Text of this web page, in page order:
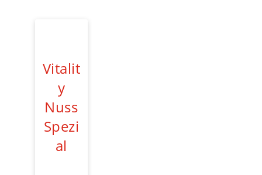
Vitalit
y
Nuss
Spezi
al